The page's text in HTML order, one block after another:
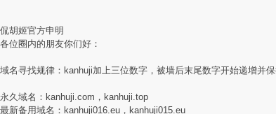
侃胡姬官方申明
各位圈内的朋友你们好：
域名寻找规律：kanhuji加上三位数字，被墙后末尾数字开始递增并
永久域名：kanhuji.com，kanhuji.top
最新备用域名：kanhuji016.eu，kanhuji015.eu